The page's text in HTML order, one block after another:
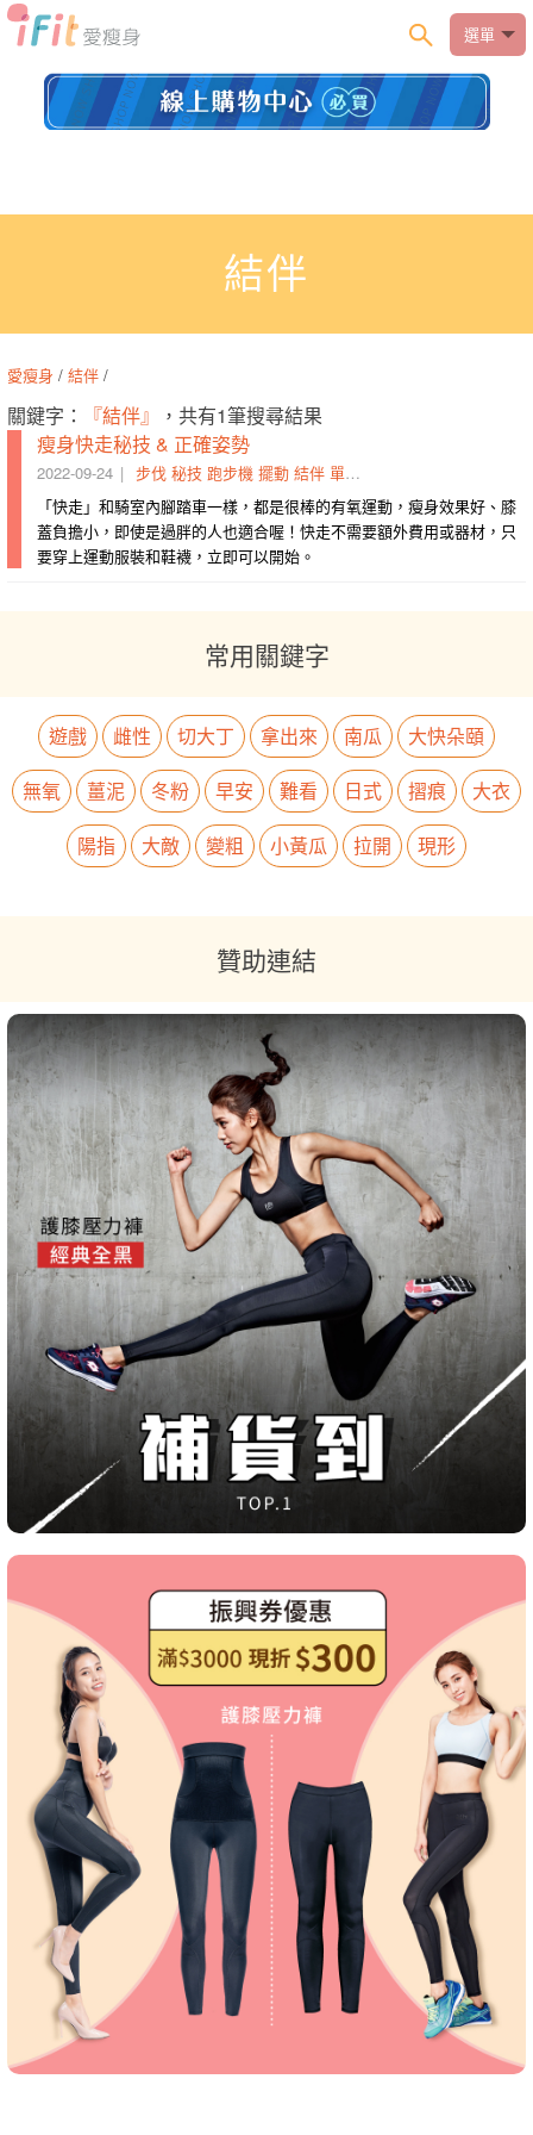
選單
結伴
愛瘦身 / 結伴 /
關鍵字： 『結伴』
，共有1筆搜尋結果
瘦身快走秘技 & 正確姿勢
2022-09-24 步伐 秘技 跑步機 擺動 結伴 單耳
「快走」和騎室內腳踏車一樣，都是很棒的有氧運動，瘦身效果好、膝
蓋負擔小，即使是過胖的人也適合喔！快走不需要額外費用或器材，只
要穿上運動服裝和鞋襪，立即可以開始。
常用關鍵字
遊戲 雌性 切大丁 拿出來 南瓜
大快朵頤
無氧
薑泥 冬粉 早安 難看 日式 摺痕
大衣
陽指
大敵 變粗 小黃瓜 拉開 現形
贊助連結